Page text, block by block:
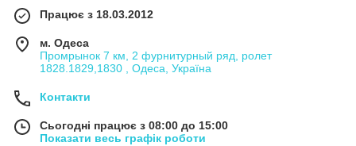
Працює з 18.03.2012
м. Одеса
Промрынок 7 км, 2 фурнитурный ряд, ролет
1828.1829,1830 , Одеса, Україна
Контакти
Сьогодні працює з 08:00 до 15:00
Показати весь графік роботи